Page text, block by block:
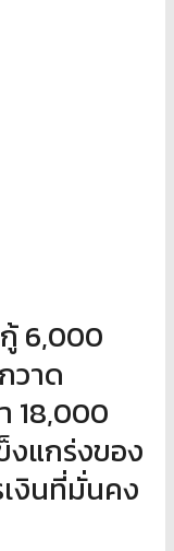
6,000
วาด
18,000
แกร่งของ
เงินที่มั่นคง